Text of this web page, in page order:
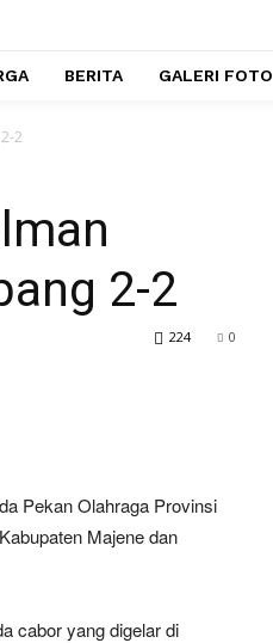
BERITA GALERI FOTO
2
2-2
0
224
Pekan Olahraga Provinsi
Majene dan
cabor yang digelar di